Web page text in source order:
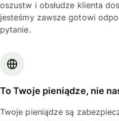
oszustw i obsłudze klienta
jesteśmy zawsze gotowi
pytanie.
To Twoje pieniądze, nie
Twoje pieniądze są